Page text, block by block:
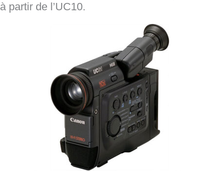
à partir de l’UC10.